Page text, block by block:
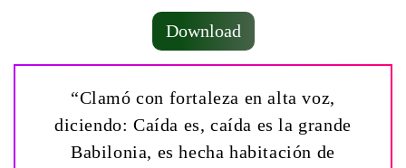
Download
“Clamó con fortaleza en alta voz,
diciendo: Caída es, caída es la grande
Babilonia, es hecha habitación de